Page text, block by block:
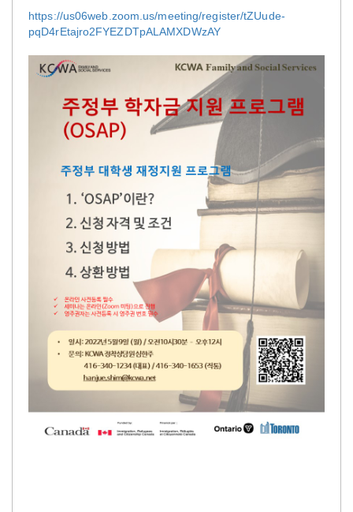
https://us06web.zoom.us/meeting/register/tZUude-
pqD4rEtajro2FYEZDTpALAMXDWzAY